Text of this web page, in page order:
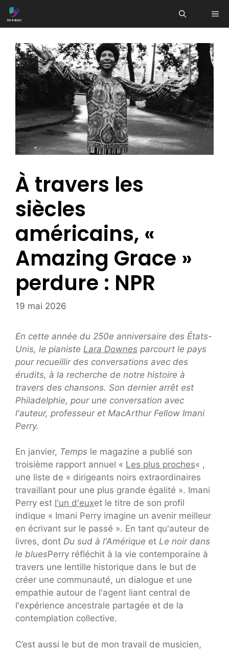
Aller
au
À travers les
siècles
américains, «
Amazing Grace »
perdure : NPR
19 mai 2026
En cette année du 250e anniversaire des États-
Unis, le pianiste Lara Downes parcourt le pays
pour recueillir des conversations avec des
érudits, à la recherche de notre histoire à
travers des chansons. Son dernier arrêt est
Philadelphie, pour une conversation avec
l'auteur, professeur et MacArthur Fellow Imani
Perry.
En janvier, Temps le magazine a publié son
troisième rapport annuel « Les plus proches« ,
une liste de « dirigeants noirs extraordinaires
travaillant pour une plus grande égalité ». Imani
Perry est l'un d'euxet le titre de son profil
indique « Imani Perry imagine un avenir meilleur
en écrivant sur le passé ». En tant qu'auteur de
livres, dont Du sud à l'Amérique et Le noir dans
le bluesPerry réfléchit à la vie contemporaine à
travers une lentille historique dans le but de
créer une communauté, un dialogue et une
empathie autour de l'agent liant central de
l'expérience ancestrale partagée et de la
contemplation collective.
C’est aussi le but de mon travail de musicien,